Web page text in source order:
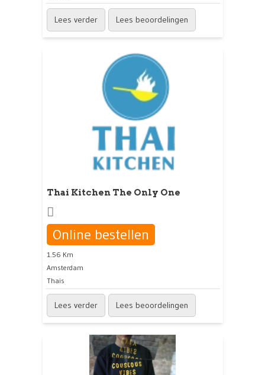
Lees verder Lees beoordelingen
Thai Kitchen The Only One
Online bestellen
1.56 Km
Amsterdam
Thais
Lees verder Lees beoordelingen